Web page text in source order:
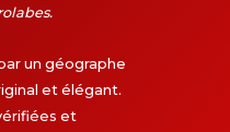
un géographe
et élégant.
et